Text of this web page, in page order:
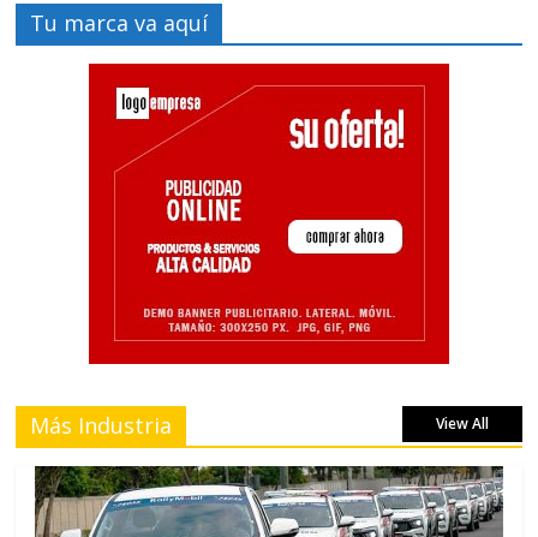
Tu marca va aquí
Más Industria View All